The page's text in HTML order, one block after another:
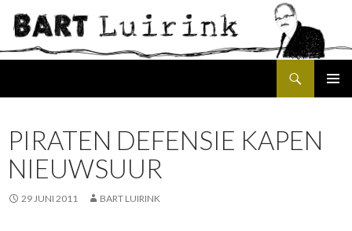
PIRATEN DEFENSIE KAPEN
NIEUWSUUR
29 JUNI 2011 BART LUIRINK